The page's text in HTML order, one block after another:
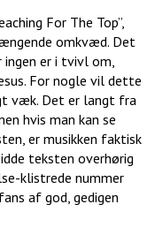
For The Top”,
omkvæd. Det
er i tvivl om,
For nogle vil dette
væk. Det er langt fra
hvis man kan se
er musikken faktisk
teksten overhørig
klistrede nummer
af god, gedigen